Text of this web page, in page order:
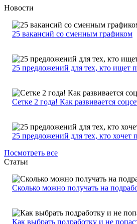
Новости
25 вакансий со сменным графиком
25 предложений для тех, кто ищет
Сетке 2 года! Как развивается
25 предложений для тех, кто
Посмотреть все
Статьи
Сколько можно получать на
Как выбрать подработку и не